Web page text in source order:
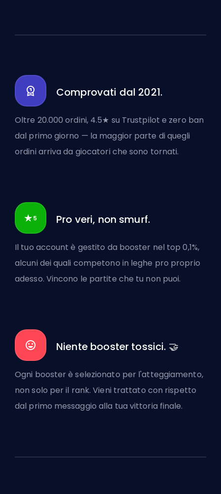
Comprovati dal 2021.
Oltre 20.000 ordini, 4.5★ su Trustpilot e zero ban
dal primo giorno — la maggior parte di quegli
ordini arriva da giocatori che sono tornati.
Pro veri, non smurf.
Il tuo account è gestito da booster nel top 0,1%,
alcuni dei quali competono in leghe pro proprio
adesso. Vincono le partite che tu non puoi.
Niente booster tossici. 🤝
Ogni booster è selezionato per l'atteggiamento,
non solo per il rank. Vieni trattato con rispetto
dal primo messaggio alla tua vittoria finale.